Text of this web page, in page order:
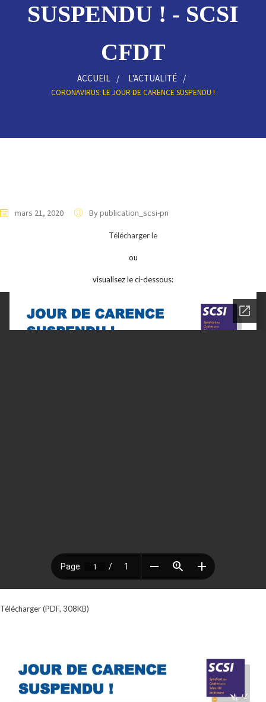
SUSPENDU ! - SCSI
CFDT
ACCUEIL L'ACTUALITÉ
CORONAVIRUS: LE JOUR DE CARENCE SUSPENDU !
mars 21, 2020 By publication_scsi-pn
Télécharger le
ou
visualisez le ci-dessous:
Télécharger (PDF, 308KB)